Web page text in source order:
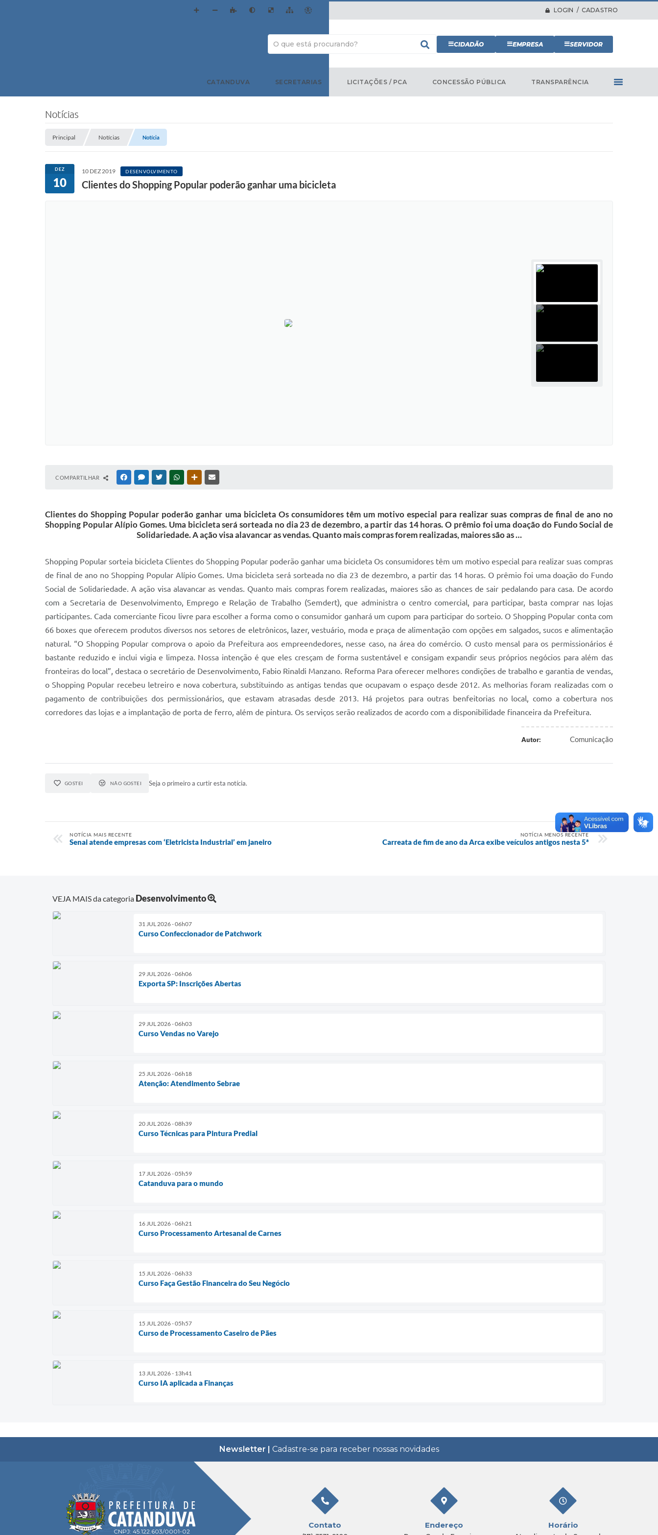
LOGIN / CADASTRO
CIDADÃO EMPRESA SERVIDOR
CATANDUVA SECRETARIAS LICITAÇÕES / PCA CONCESSÃO PÚBLICA TRANSPARÊNCIA
Notícias
Principal Notícias Notícia
DEZ
10
10 DEZ 2019 DESENVOLVIMENTO
Clientes do Shopping Popular poderão ganhar uma bicicleta
COMPARTILHAR FACEBOOKMESSENGER
TWITTERWHATSAPPOUTRAS MÍDIAS
Clientes do Shopping Popular poderão ganhar uma bicicleta Os consumidores têm um motivo especial para realizar suas compras de final de ano no
Shopping Popular Alípio Gomes. Uma bicicleta será sorteada no dia 23 de dezembro, a partir das 14 horas. O prêmio foi uma doação do Fundo Social de
Solidariedade. A ação visa alavancar as vendas. Quanto mais compras forem realizadas, maiores são as …
Shopping Popular sorteia bicicleta Clientes do Shopping Popular poderão ganhar uma bicicleta Os consumidores têm um motivo especial para realizar suas compras
de final de ano no Shopping Popular Alípio Gomes. Uma bicicleta será sorteada no dia 23 de dezembro, a partir das 14 horas. O prêmio foi uma doação do Fundo
Social de Solidariedade. A ação visa alavancar as vendas. Quanto mais compras forem realizadas, maiores são as chances de sair pedalando para casa. De acordo
com a Secretaria de Desenvolvimento, Emprego e Relação de Trabalho (Semdert), que administra o centro comercial, para participar, basta comprar nas lojas
participantes. Cada comerciante ficou livre para escolher a forma como o consumidor ganhará um cupom para participar do sorteio. O Shopping Popular conta com
66 boxes que oferecem produtos diversos nos setores de eletrônicos, lazer, vestuário, moda e praça de alimentação com opções em salgados, sucos e alimentação
natural. “O Shopping Popular comprova o apoio da Prefeitura aos empreendedores, nesse caso, na área do comércio. O custo mensal para os permissionários é
bastante reduzido e inclui vigia e limpeza. Nossa intenção é que eles cresçam de forma sustentável e consigam expandir seus próprios negócios para além das
fronteiras do local”, destaca o secretário de Desenvolvimento, Fabio Rinaldi Manzano. Reforma Para oferecer melhores condições de trabalho e garantia de vendas,
o Shopping Popular recebeu letreiro e nova cobertura, substituindo as antigas tendas que ocupavam o espaço desde 2012. As melhorias foram realizadas com o
pagamento de contribuições dos permissionários, que estavam atrasadas desde 2013. Há projetos para outras benfeitorias no local, como a cobertura nos
corredores das lojas e a implantação de porta de ferro, além de pintura. Os serviços serão realizados de acordo com a disponibilidade financeira da Prefeitura.
Autor: Comunicação
GOSTEI NÃO GOSTEI Seja o primeiro a curtir esta notícia.
NOTÍCIA MAIS RECENTE
Senai atende empresas com ‘Eletricista Industrial’ em janeiro
NOTÍCIA MENOS RECENTE
Carreata de fim de ano da Arca exibe veículos antigos nesta 5ª
VEJA MAIS da categoria Desenvolvimento
31 JUL 2026 - 06h07
Curso Confeccionador de Patchwork
29 JUL 2026 - 06h06
Exporta SP: Inscrições Abertas
29 JUL 2026 - 06h03
Curso Vendas no Varejo
25 JUL 2026 - 06h18
Atenção: Atendimento Sebrae
20 JUL 2026 - 08h39
Curso Técnicas para Pintura Predial
17 JUL 2026 - 05h59
Catanduva para o mundo
16 JUL 2026 - 06h21
Curso Processamento Artesanal de Carnes
15 JUL 2026 - 06h33
Curso Faça Gestão Financeira do Seu Negócio
15 JUL 2026 - 05h57
Curso de Processamento Caseiro de Pães
13 JUL 2026 - 13h41
Curso IA aplicada a Finanças
Newsletter | Cadastre-se para receber nossas novidades
CNPJ: 45.122.603/0001-02
Contato Endereço Horário